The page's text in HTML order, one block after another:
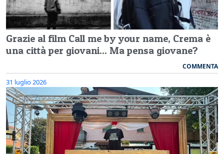
Grazie al film Call me by your name, Crema è
una città per giovani... Ma pensa giovane?
COMMENTA
31 luglio 2026